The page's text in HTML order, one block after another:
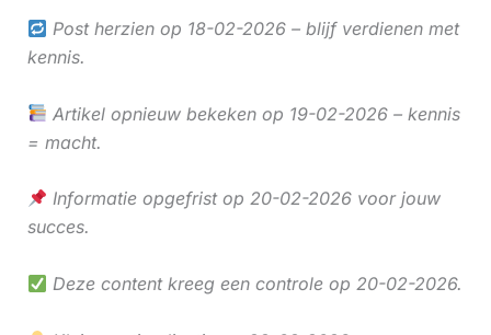
Post herzien op 18-02-2026 – blijf verdienen met
kennis.
Artikel opnieuw bekeken op 19-02-2026 – kennis
= macht.
Informatie opgefrist op 20-02-2026 voor jouw
succes.
Deze content kreeg een controle op 20-02-2026.